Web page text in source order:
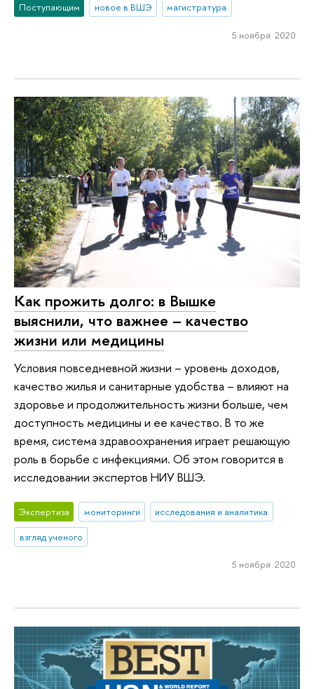
Поступающим новое в ВШЭ магистратура
5 ноября 2020
Как прожить долго: в Вышке
выяснили, что важнее – качество
жизни или медицины
Условия повседневной жизни – уровень доходов,
качество жилья и санитарные удобства – влияют на
здоровье и продолжительность жизни больше, чем
доступность медицины и ее качество. В то же
время, система здравоохранения играет решающую
роль в борьбе с инфекциями. Об этом говорится в
исследовании экспертов НИУ ВШЭ.
Экспертиза мониторинги
исследования и аналитика
взгляд ученого
5 ноября 2020